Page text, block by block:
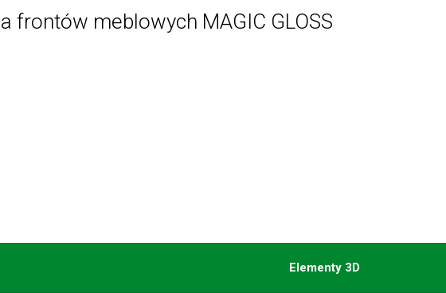
frontów meblowych MAGIC GLOSS
Elementy 3D